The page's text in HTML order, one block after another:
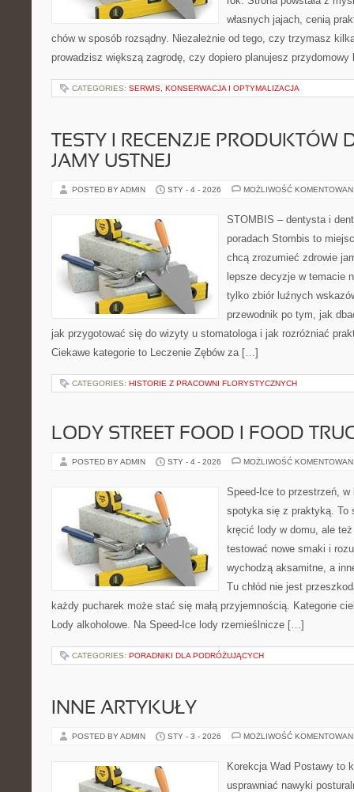
własnych jajach, cenią
chów w sposób rozsądny. Niezależnie od tego, czy trzymasz
prowadzisz większą zagrodę, czy dopiero planujesz
CATEGORIES: SERWIS, KONSERWACJA I OPTYMALIZACJA
TESTY I RECENZJE PRODUKTÓW
JAMY USTNEJ
POSTED BY ADMIN STY - 4 - 2026 MOŻLIWOŚĆ
STOMBIS – dentysta i
poradach Stombis to
chcą zrozumieć zdrowie
lepsze decyzje w temacie
tylko zbiór luźnych
przewodnik po tym, jak
jak przygotować się do wizyty u stomatologa i jak rozróżniać
Ciekawe kategorie to Leczenie Zębów za […]
CATEGORIES: HISTORIE Z PRACOWNI FLORYSTYCZNYCH
LODY STREET FOOD I FOOD
POSTED BY ADMIN STY - 4 - 2026 MOŻLIWOŚĆ
Speed-Ice to przestrzeń, w
spotyka się z praktyką. To
kręcić lody w domu, ale
testować nowe smaki i
wychodzą aksamitne, a
Tu chłód nie jest
każdy pucharek może stać się małą przyjemnością. Kategorie
Lody alkoholowe. Na Speed-Ice lody rzemieślnicze […]
CATEGORIES: PORADNIKI DLA PODRÓŻUJĄCYCH
INNE ARTYKUŁY
POSTED BY ADMIN STY - 3 - 2026 MOŻLIWOŚĆ
Korekcja Wad Postawy to
usprawniać nawyki